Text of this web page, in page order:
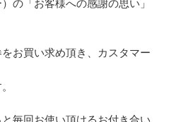
の「お客様への感謝の思い」
お買い求め頂き、カスタマー
毎回お使い頂けるお付き合い